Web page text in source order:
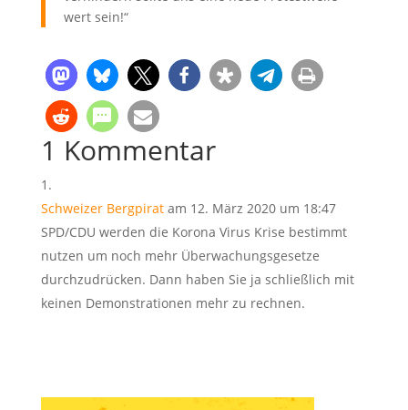
wert sein!“
1 Kommentar
Schweizer Bergpirat am 12. März 2020 um 18:47
SPD/CDU werden die Korona Virus Krise bestimmt
nutzen um noch mehr Überwachungsgesetze
durchzudrücken. Dann haben Sie ja schließlich mit
keinen Demonstrationen mehr zu rechnen.